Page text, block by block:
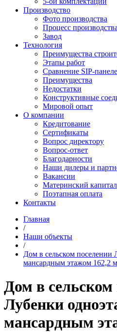
Производство
Фото производства
Процесс производства
Завод
Технология
Преимущества
Этапы работ
Сравнение SIP-
Преимущества
Недостатки
Конструктивные
Мировой опыт
О компании
Кредитование
Сертификаты
Вопрос директору
Вопрос-ответ
Благодарности
Наши дилеры и
Вакансии
Материнский капитал
Поэтапная оплата
Контакты
Главная
/
Наши объекты
/
Дом в сельском
мансардным этажом 162,2
Дом в сельском
Лубенки
мансардным